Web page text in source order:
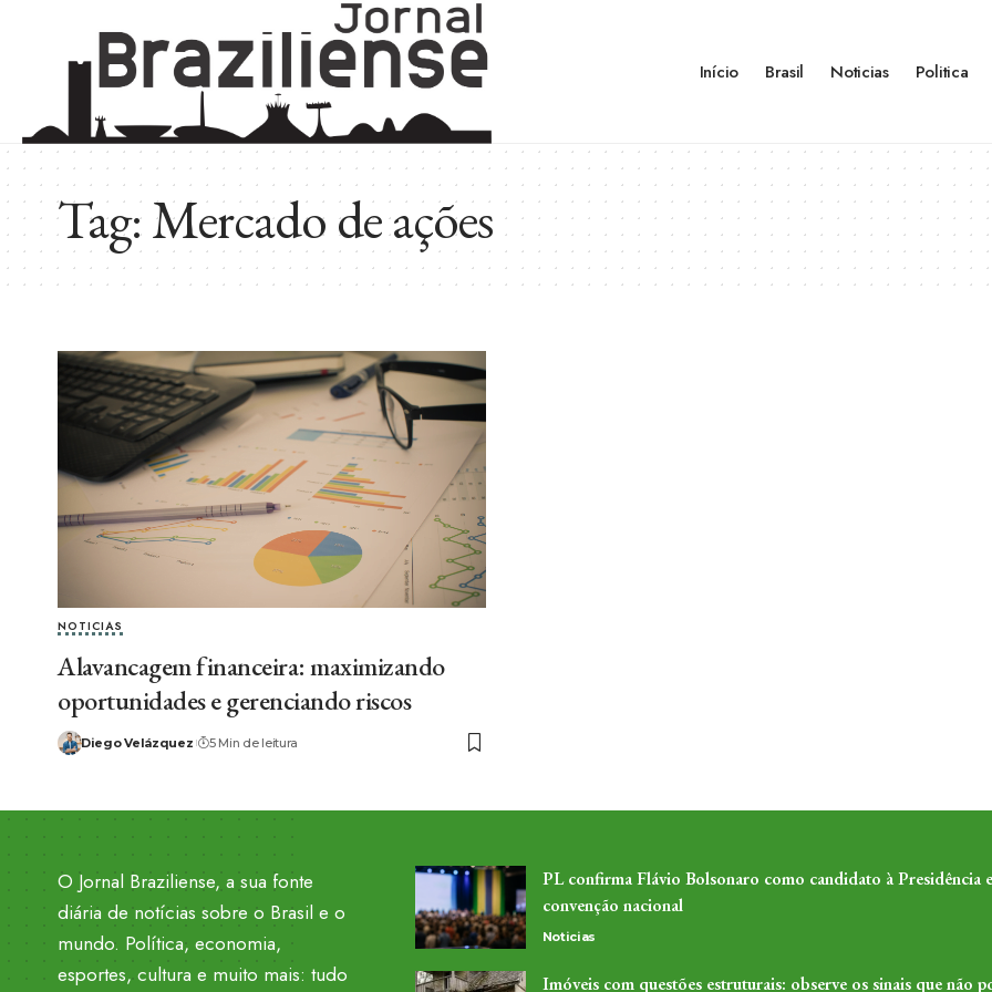
Início Brasil Noticias Politica
Tag:Mercado de ações
NOTICIAS
Alavancagem financeira: maximizando
oportunidades e gerenciando riscos
Diego Velázquez 5 Min de leitura
O Jornal Braziliense, a sua fonte
diária de notícias sobre o Brasil e o
mundo. Política, economia,
esportes, cultura e muito mais: tudo
PL confirma Flávio Bolsonaro como candidato à Presidência
convenção nacional
Noticias
Imóveis com questões estruturais: observe os sinais que não